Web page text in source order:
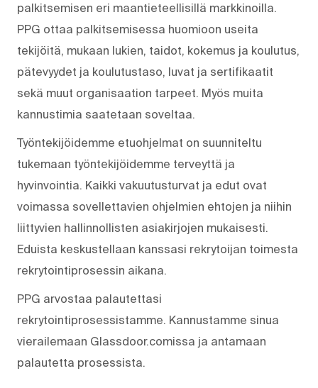
palkitsemisen eri maantieteellisillä markkinoilla.
PPG ottaa palkitsemisessa huomioon useita
tekijöitä, mukaan lukien, taidot, kokemus ja koulutus,
pätevyydet ja koulutustaso, luvat ja sertifikaatit
sekä muut organisaation tarpeet. Myös muita
kannustimia saatetaan soveltaa.
Työntekijöidemme etuohjelmat on suunniteltu
tukemaan työntekijöidemme terveyttä ja
hyvinvointia. Kaikki vakuutusturvat ja edut ovat
voimassa sovellettavien ohjelmien ehtojen ja niihin
liittyvien hallinnollisten asiakirjojen mukaisesti.
Eduista keskustellaan kanssasi rekrytoijan toimesta
rekrytointiprosessin aikana.
PPG arvostaa palautettasi
rekrytointiprosessistamme. Kannustamme sinua
vierailemaan Glassdoor.comissa ja antamaan
palautetta prosessista.